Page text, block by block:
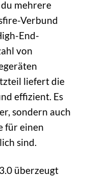
mehrere
Verbund
End-
von
liefert die
effizient. Es
sondern auch
für einen
sind.
überzeugt